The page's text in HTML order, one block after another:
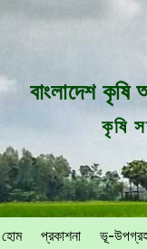
বাংলাদেশ
কৃষি
হোম প্রকাশনা ভূ-উপগ্রহ